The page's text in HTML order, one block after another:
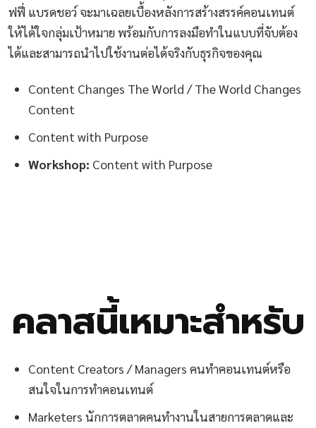
ฟฟี่ แบรดชอว์ จะมาเฉลยเบื้องหลังการสร้างสรรค์คอนเทนต์
ให้ได้ใจกลุ่มเป้าหมาย พร้อมกับการลงมือทำในแบบที่จับต้อง
ได้และสามารถนำไปใช้งานต่อได้จริงกับธุรกิจของคุณ
Content Changes The World / The World Changes
Content
Content with Purpose
Workshop: Content with Purpose
คลาสนี้เหมาะสำหรับ
Content Creators / Managers คนทำคอนเทนต์หรือ
สนใจในการทำคอนเทนต์
Marketers นักการตลาดคนทำงานในสายการตลาดและ